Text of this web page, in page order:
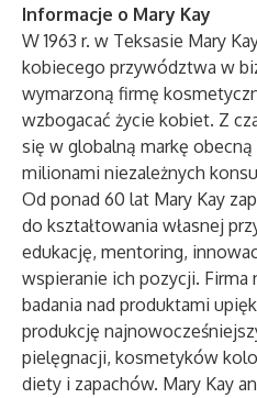
Informacje o Mary Kay
W 1963 r. w Teksasie Mary
kobiecego przywództwa w
wymarzoną firmę
wzbogacać życie kobiet. Z
się w globalną markę
milionami niezależnych
Od ponad 60 lat Mary Kay
do kształtowania własnej
edukację, mentoring,
wspieranie ich pozycji.
badania nad produktami
produkcję
pielęgnacji, kosmetyków
diety i zapachów. Mary Kay